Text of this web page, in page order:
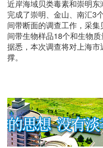
近岸海域贝类毒素和崇明
完成了崇明、金山、南汇3
间带断面的调查工作，采
间带生物样品18个和生物质
据悉，本次调查将对上海
撑。